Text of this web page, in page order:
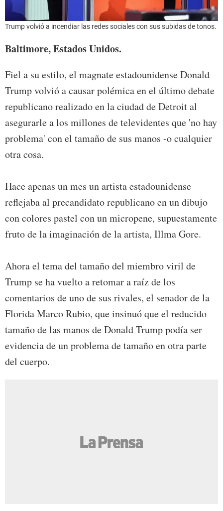
Trump volvió a incendiar las redes sociales con sus subidas de tonos.
Baltimore, Estados Unidos.
Fiel a su estilo, el magnate estadounidense Donald
Trump volvió a causar polémica en el último debate
republicano realizado en la ciudad de Detroit al
asegurarle a los millones de televidentes que 'no hay
problema' con el tamaño de sus manos -o cualquier
otra cosa.
Hace apenas un mes un artista estadounidense
reflejaba al precandidato republicano en un dibujo
con colores pastel con un micropene, supuestamente
fruto de la imaginación de la artista, Illma Gore.
Ahora el tema del tamaño del miembro viril de
Trump se ha vuelto a retomar a raíz de los
comentarios de uno de sus rivales, el senador de la
Florida Marco Rubio, que insinuó que el reducido
tamaño de las manos de Donald Trump podía ser
evidencia de un problema de tamaño en otra parte
del cuerpo.